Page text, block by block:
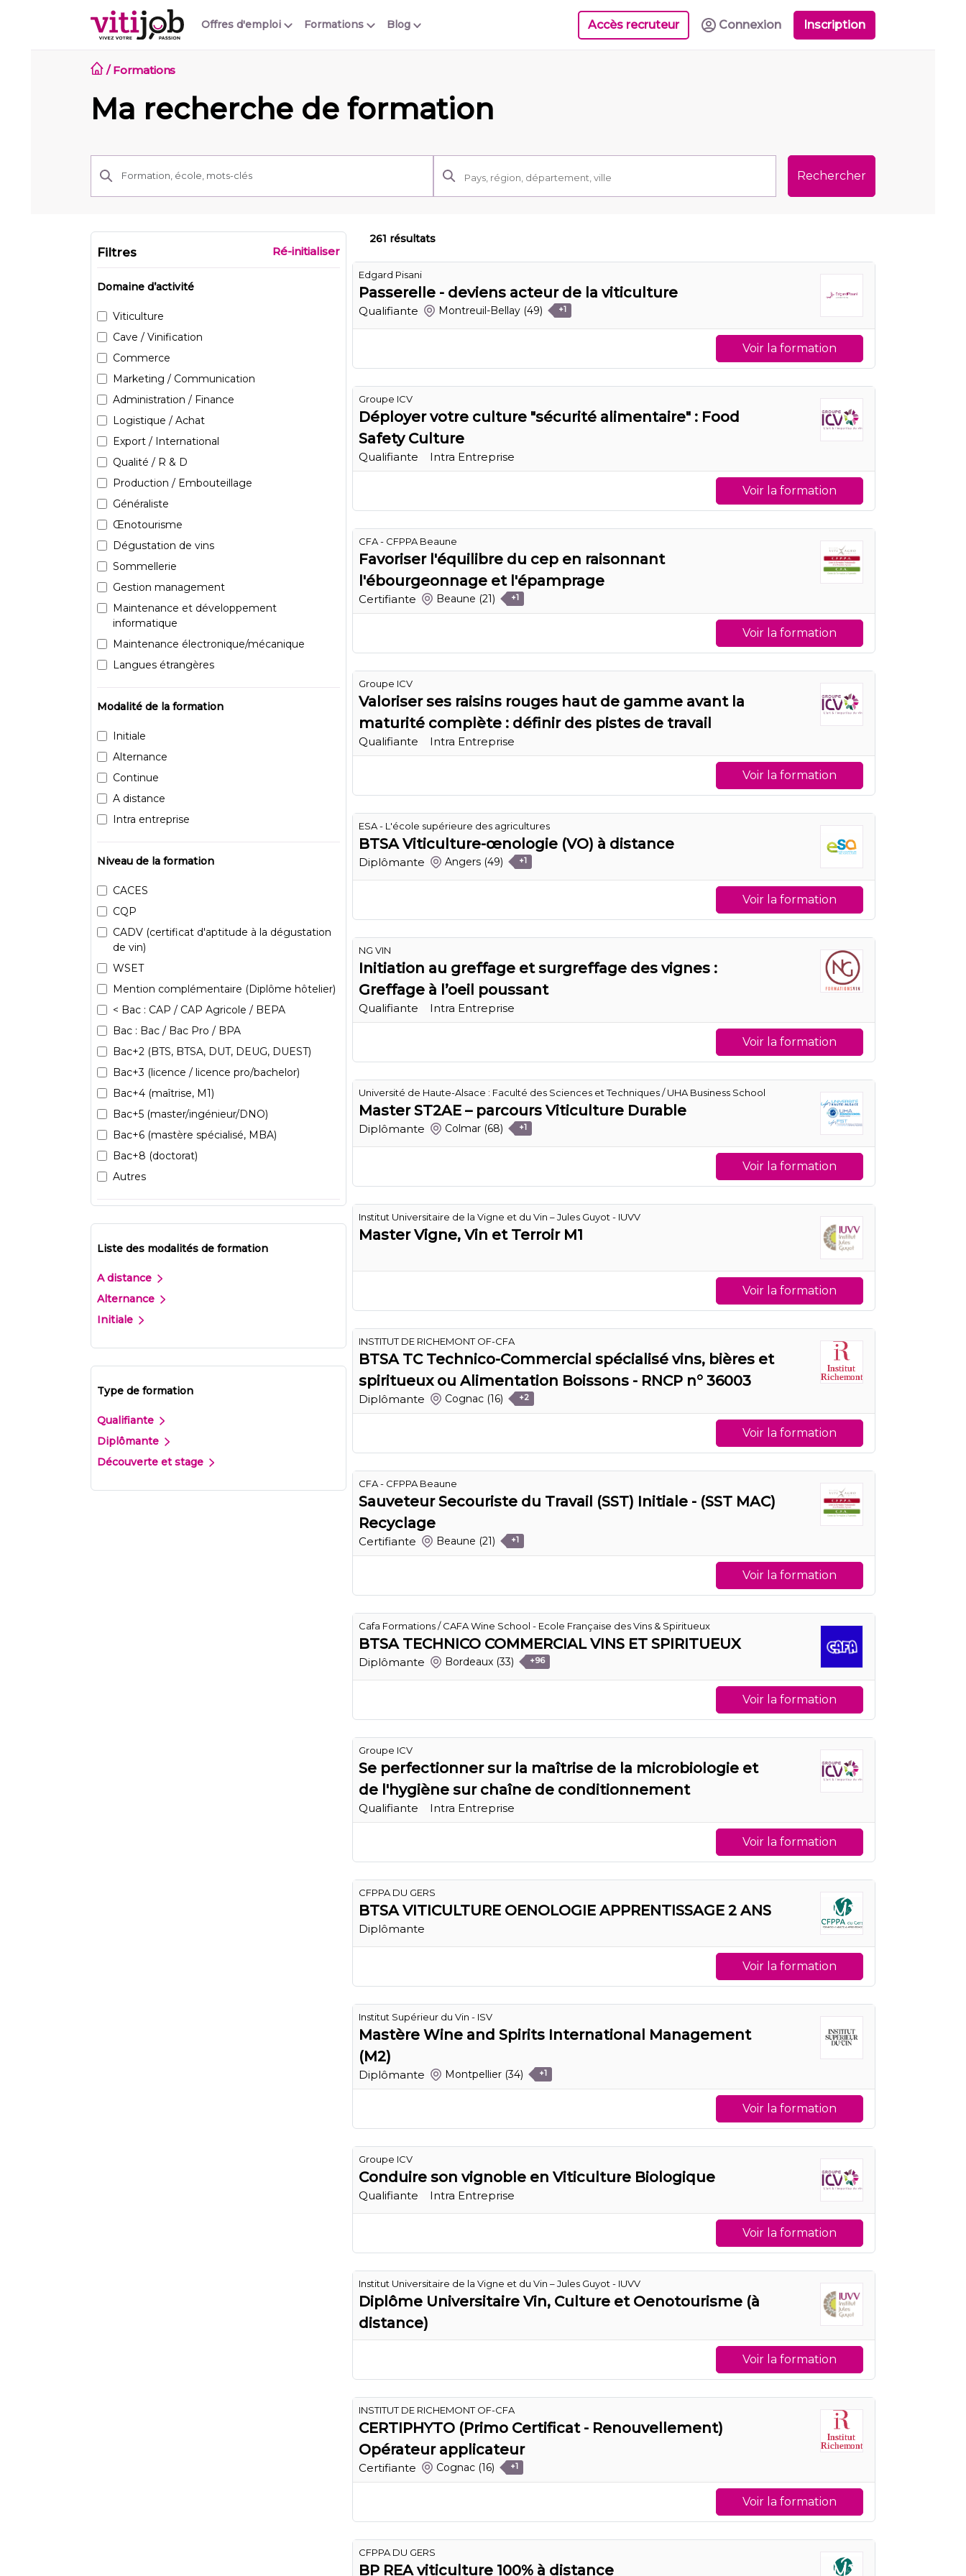
Offres d'emploi Blog
Formations Accès recruteur Connexion Inscription
/ Formations
Ma recherche de formation
Rechercher
Filtres Ré-initialiser
Domaine d’activité
Viticulture
Cave / Vinification
Commerce
Marketing / Communication
Administration / Finance
Logistique / Achat
Export / International
Qualité / R & D
Production / Embouteillage
Généraliste
Œnotourisme
Dégustation de vins
Sommellerie
Gestion management
Maintenance et développement
informatique
Maintenance électronique/mécanique
Langues étrangères
Modalité de la formation
Initiale
Alternance
Continue
A distance
Intra entreprise
Niveau de la formation
CACES
CQP
CADV (certificat d'aptitude à la dégustation
de vin)
WSET
Mention complémentaire (Diplôme hôtelier)
< Bac : CAP / CAP Agricole / BEPA
Bac : Bac / Bac Pro / BPA
Bac+2 (BTS, BTSA, DUT, DEUG, DUEST)
Bac+3 (licence / licence pro/bachelor)
Bac+4 (maîtrise, M1)
Bac+5 (master/ingénieur/DNO)
Bac+6 (mastère spécialisé, MBA)
Bac+8 (doctorat)
Autres
Liste des modalités de formation
A distance
Alternance
Initiale
Type de formation
Qualifiante
Diplômante
Découverte et stage
261 résultats
Edgard Pisani
Passerelle - deviens acteur de la viticulture
Qualifiante Montreuil-Bellay (49) +1
Voir la formation
Groupe ICV
Déployer votre culture "sécurité alimentaire" : Food
Safety Culture
Qualifiante Intra Entreprise
Voir la formation
CFA - CFPPA Beaune
Favoriser l'équilibre du cep en raisonnant
l'ébourgeonnage et l'épamprage
Certifiante Beaune (21) +1
Voir la formation
Groupe ICV
Valoriser ses raisins rouges haut de gamme avant la
maturité complète : définir des pistes de travail
Qualifiante Intra Entreprise
Voir la formation
ESA - L'école supérieure des agricultures
BTSA Viticulture-œnologie (VO) à distance
Diplômante Angers (49) +1
Voir la formation
NG VIN
Initiation au greffage et surgreffage des vignes :
Greffage à l’oeil poussant
Qualifiante Intra Entreprise
Voir la formation
Université de Haute-Alsace : Faculté des Sciences et Techniques / UHA Business School
Master ST2AE – parcours Viticulture Durable
Diplômante Colmar (68) +1
Voir la formation
Institut Universitaire de la Vigne et du Vin – Jules Guyot - IUVV
Master Vigne, Vin et Terroir M1
Voir la formation
INSTITUT DE RICHEMONT OF-CFA
BTSA TC Technico-Commercial spécialisé vins, bières et
spiritueux ou Alimentation Boissons - RNCP n° 36003
Diplômante Cognac (16) +2
Voir la formation
CFA - CFPPA Beaune
Sauveteur Secouriste du Travail (SST) Initiale - (SST MAC)
Recyclage
Certifiante Beaune (21) +1
Voir la formation
Cafa Formations / CAFA Wine School - Ecole Française des Vins & Spiritueux
BTSA TECHNICO COMMERCIAL VINS ET SPIRITUEUX
Diplômante Bordeaux (33) +96
Voir la formation
Groupe ICV
Se perfectionner sur la maîtrise de la microbiologie et
de l'hygiène sur chaîne de conditionnement
Qualifiante Intra Entreprise
Voir la formation
CFPPA DU GERS
BTSA VITICULTURE OENOLOGIE APPRENTISSAGE 2 ANS
Diplômante
Voir la formation
Institut Supérieur du Vin - ISV
Mastère Wine and Spirits International Management
(M2)
Diplômante Montpellier (34) +1
Voir la formation
Groupe ICV
Conduire son vignoble en Viticulture Biologique
Qualifiante Intra Entreprise
Voir la formation
Institut Universitaire de la Vigne et du Vin – Jules Guyot - IUVV
Diplôme Universitaire Vin, Culture et Oenotourisme (à
distance)
Voir la formation
INSTITUT DE RICHEMONT OF-CFA
CERTIPHYTO (Primo Certificat - Renouvellement)
Opérateur applicateur
Certifiante Cognac (16) +1
Voir la formation
CFPPA DU GERS
BP REA viticulture 100% à distance